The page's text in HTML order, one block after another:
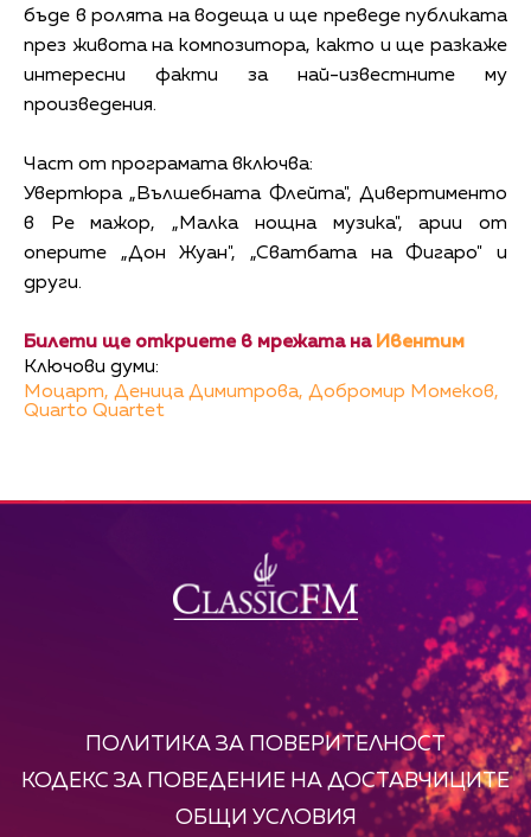
бъде в ролята на водеща и ще преведе публиката
през живота на композитора, както и ще разкаже
интересни факти за най-известните му
произведения.
Част от програмата включва:
Увертюра „Вълшебната Флейта", Дивертименто
в Ре мажор, „Малка нощна музика", арии от
оперите „Дон Жуан", „Сватбата на Фигаро" и
други.
Билети ще откриете в мрежата на Ивентим
Ключови думи:
Моцарт, Деница Димитрова, Добромир Момеков,
Quarto Quartet
ПОЛИТИКА ЗА ПОВЕРИТЕЛНОСТ
КОДЕКС ЗА ПОВЕДЕНИЕ НА ДОСТАВЧИЦИТЕ
ОБЩИ УСЛОВИЯ